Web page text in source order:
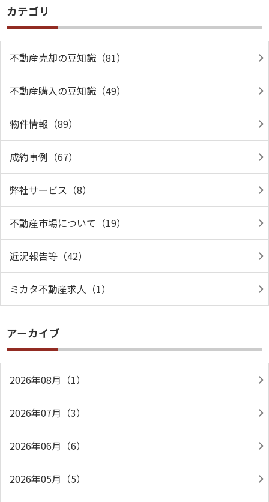
カテゴリ
不動産売却の豆知識（81）
不動産購入の豆知識（49）
物件情報（89）
成約事例（67）
弊社サービス（8）
不動産市場について（19）
近況報告等（42）
ミカタ不動産求人（1）
アーカイブ
2026年08月（1）
2026年07月（3）
2026年06月（6）
2026年05月（5）